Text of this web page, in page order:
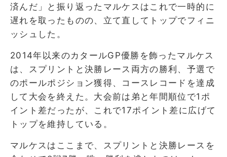
済んだ」と振り返ったマルケスはこれで一時的に
遅れを取ったものの、立て直してトップでフィニ
ッシュした。
2014年以来のカタールGP優勝を飾ったマルケス
は、スプリントと決勝レース両方の勝利、予選で
のポールポジション獲得、コースレコードを達成
して大会を終えた。大会前は弟と年間順位で1ポ
イント差だったが、これで17ポイント差に広げて
トップを維持している。
マルケスはここまで、スプリントと決勝レースを